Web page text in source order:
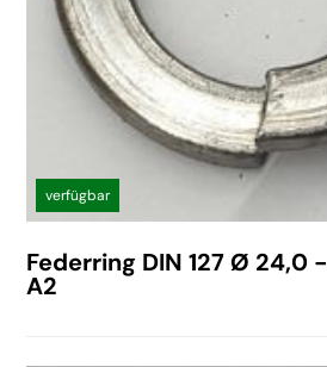
verfügbar
Federring DIN 127 Ø 24,0 -
A2